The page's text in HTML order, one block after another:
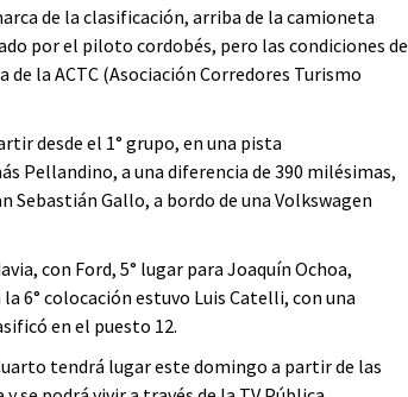
de la clasificación, arriba de la camioneta
por el piloto cordobés, pero las condiciones de
la ACTC (Asociación Corredores Turismo
desde el 1° grupo, en una pista
Pellandino, a una diferencia de 390 milésimas,
Sebastián Gallo, a bordo de una Volkswagen
con Ford, 5° lugar para Joaquín Ochoa,
6° colocación estuvo Luis Catelli, con una
en el puesto 12.
tendrá lugar este domingo a partir de las